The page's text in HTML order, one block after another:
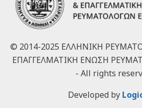
© 2014-2025 ΕΛΛΗΝΙΚΗ
ΕΠΑΓΓΕΛΜΑΤΙΚΗ ΕΝΩΣΗ
- All rights
Developed by